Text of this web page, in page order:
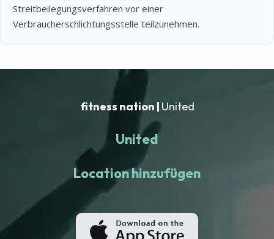
Streitbeilegungsverfahren vor einer
Verbraucherschlichtungsstelle teilzunehmen.
fitness nation | United
United
Location hinzufügen